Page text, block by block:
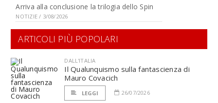
Arriva alla conclusione la trilogia dello Spin
NOTIZIE / 3/08/2026
ARTICOLI PIÙ POPOLARI
DALL'ITALIA
Il Qualunquismo sulla fantascienza di
Mauro Covacich
LEGGI 26/07/2026